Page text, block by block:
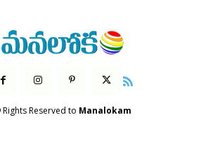
Reserved to Manalokam